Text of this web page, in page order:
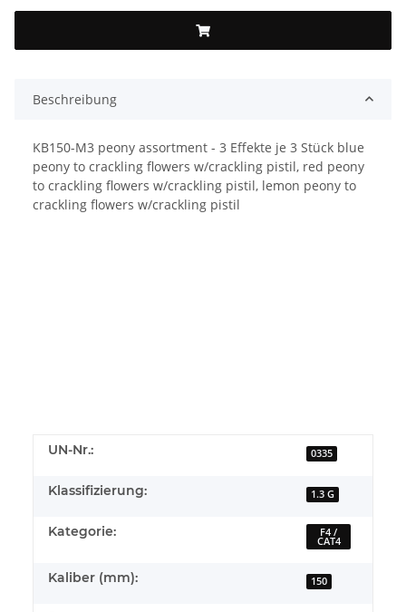
Beschreibung
KB150-M3 peony assortment - 3 Effekte je 3 Stück blue
peony to crackling flowers w/crackling pistil, red peony
to crackling flowers w/crackling pistil, lemon peony to
crackling flowers w/crackling pistil
UN-Nr.: 0335
Klassifizierung: 1.3 G
Kategorie: F4 /
CAT4
Kaliber (mm): 150